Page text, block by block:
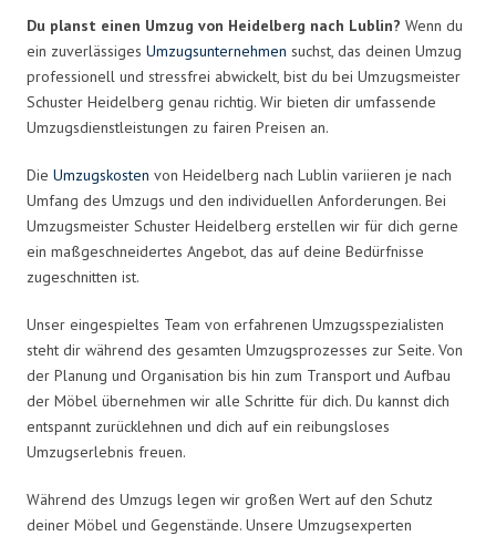
Du planst einen Umzug von Heidelberg nach Lublin? Wenn du
ein zuverlässiges Umzugsunternehmen suchst, das deinen Umzug
professionell und stressfrei abwickelt, bist du bei Umzugsmeister
Schuster Heidelberg genau richtig. Wir bieten dir umfassende
Umzugsdienstleistungen zu fairen Preisen an.
Die Umzugskosten von Heidelberg nach Lublin variieren je nach
Umfang des Umzugs und den individuellen Anforderungen. Bei
Umzugsmeister Schuster Heidelberg erstellen wir für dich gerne
ein maßgeschneidertes Angebot, das auf deine Bedürfnisse
zugeschnitten ist.
Unser eingespieltes Team von erfahrenen Umzugsspezialisten
steht dir während des gesamten Umzugsprozesses zur Seite. Von
der Planung und Organisation bis hin zum Transport und Aufbau
der Möbel übernehmen wir alle Schritte für dich. Du kannst dich
entspannt zurücklehnen und dich auf ein reibungsloses
Umzugserlebnis freuen.
Während des Umzugs legen wir großen Wert auf den Schutz
deiner Möbel und Gegenstände. Unsere Umzugsexperten